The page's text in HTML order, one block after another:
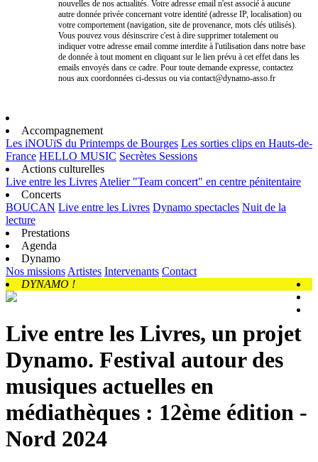
nouvelles de nos actualités. Votre adresse email n'est associé à aucune
autre donnée privée concernant votre identité (adresse IP, localisation) ou
votre comportement (navigation, site de provenance, mots clés utilisés).
Vous pouvez vous désinscrire c'est à dire supprimer totalement ou
indiquer votre adresse email comme interdite à l'utilisation dans notre base
de donnée à tout moment en cliquant sur le lien prévu à cet effet dans les
emails envoyés dans ce cadre. Pour toute demande expresse, contactez
nous aux coordonnées ci-dessus ou via contact@dynamo-asso.fr
Accompagnement
Les iNOUïS du Printemps de Bourges Les sorties clips en Hauts-de-
France HELLO MUSIC Secrètes Sessions
Actions culturelles
Live entre les Livres Atelier "Team concert" en centre pénitentaire
Concerts
BOUCAN Live entre les Livres Dynamo spectacles Nuit de la
lecture
Prestations
Agenda
Dynamo
Nos missions Artistes Intervenants Contact
DYNAMO !
Live entre les Livres, un projet
Dynamo. Festival autour des
musiques actuelles en
médiathèques : 12ème édition -
Nord 2024